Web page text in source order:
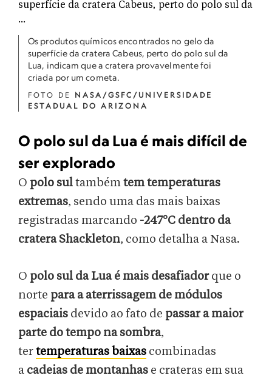
Os produtos químicos encontrados no gelo da
superfície da cratera Cabeus, perto do polo sul da
Lua, indicam que a cratera provavelmente foi
criada por um cometa.
FOTO DE NASA/GSFC/UNIVERSIDADE
ESTADUAL DO ARIZONA
O polo sul da Lua é mais difícil de
ser explorado
O polo sultambémtem temperaturas
extremas, sendo uma das mais baixas
registradas marcando -247°C dentro da
cratera Shackleton, como detalha a Nasa.
O polo sul da Lua é mais desafiadorque o
norte para a aterrissagem de módulos
espaciais devido ao fato de passar a maior
parte do tempo na sombra,
tertemperaturas baixas combinadas
a cadeias de montanhas e crateras em sua